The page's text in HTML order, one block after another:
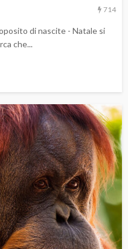
714
di nascite - Natale si
che...